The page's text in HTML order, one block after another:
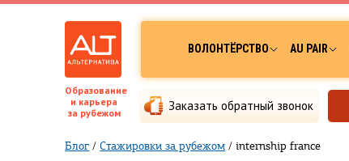
ВОЛОНТЁРСТВО AU PAIR
Образование
и карьера
за рубежом
Заказать обратный звонок
Блог /Стажировки за рубежом /internship france